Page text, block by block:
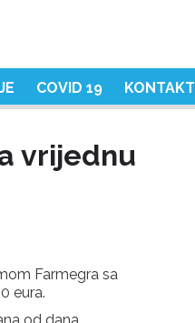
COVID 19 KONTAKT
vrijednu
Farmegra sa
eura.
od dana